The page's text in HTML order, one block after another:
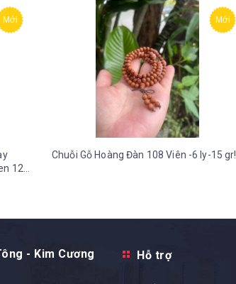
Mới
12
Mới
Chuỗi Gỗ Hoàng Đàn 108 Viên -6 ly-15 gr!
- Kim Cương
Hỗ trợ